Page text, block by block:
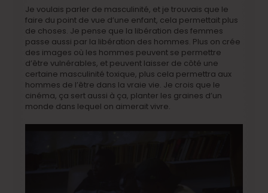
Je voulais parler de masculinité, et je trouvais que le
faire du point de vue d’une enfant, cela permettait plus
de choses. Je pense que la libération des femmes
passe aussi par la libération des hommes. Plus on crée
des images où les hommes peuvent se permettre
d’être vulnérables, et peuvent laisser de côté une
certaine masculinité toxique, plus cela permettra aux
hommes de l’être dans la vraie vie. Je crois que le
cinéma, ça sert aussi à ça, planter les graines d’un
monde dans lequel on aimerait vivre.